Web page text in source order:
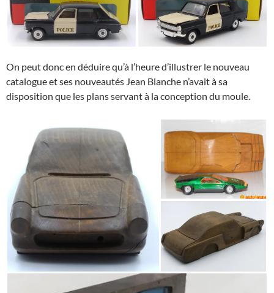
On peut donc en déduire qu’à l’heure d’illustrer le nouveau
catalogue et ses nouveautés Jean Blanche n’avait à sa
disposition que les plans servant à la conception du moule.